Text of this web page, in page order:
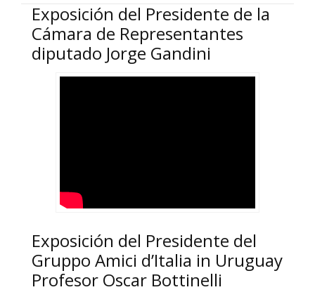
Exposición del Presidente de la
Cámara de Representantes
diputado Jorge Gandini
Exposición del Presidente del
Gruppo Amici d’Italia in Uruguay
Profesor Oscar Bottinelli